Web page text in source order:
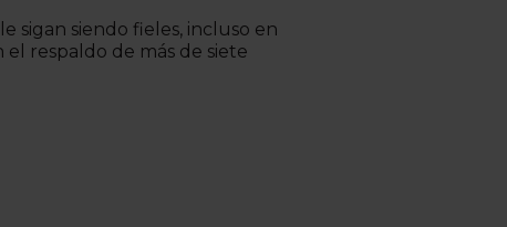
sigan siendo fieles, incluso en
respaldo de más de siete